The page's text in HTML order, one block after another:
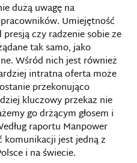
dużą uwagę na
Umiejętność
czy radzenie sobie ze
tak samo, jako
Wśród nich jest również
intratna oferta może
przekonująco
kluczowy przekaz nie
go drżącym głosem i
raportu Manpower
komunikacji jest jedną z
i na świecie.